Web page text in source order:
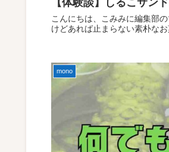
【体験談】しるこサン
こんにちは、こみみに編集部
けどあれば止まらない素朴な
mono